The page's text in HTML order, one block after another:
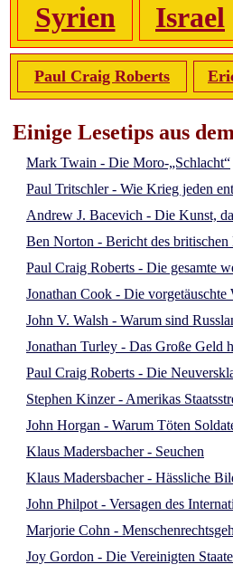
Syrien Israel
Paul Craig Roberts
Einige Lesetips aus
Mark Twain - Die Moro-„Schlacht“
Paul Tritschler - Wie Krieg jeden
Andrew J. Bacevich - Die Kunst,
Ben Norton - Bericht des
Paul Craig Roberts - Die gesamte
Jonathan Cook - Die
John V. Walsh - Warum sind
Jonathan Turley - Das Große
Paul Craig Roberts - Die
Stephen Kinzer - Amerikas
John Horgan - Warum Töten
Klaus Madersbacher - Seuchen
Klaus Madersbacher - Hässliche
John Philpot - Versagen des
Marjorie Cohn -
Joy Gordon - Die Vereinigten